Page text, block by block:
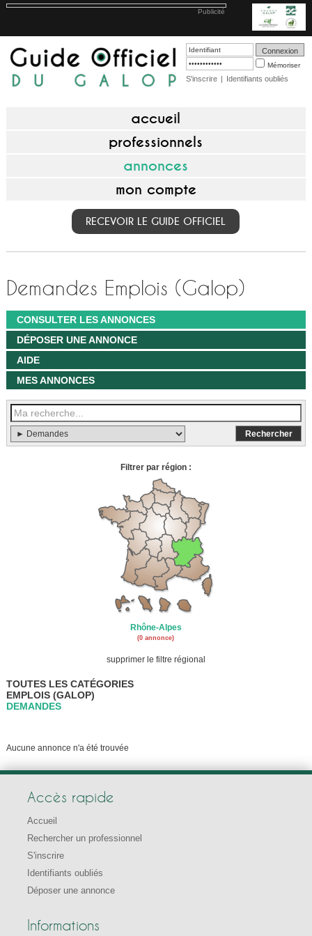
Publicité
Mémoriser
S'inscrire | Identifiants oubliés
accueil
professionnels
annonces
mon compte
RECEVOIR LE GUIDE OFFICIEL
Demandes Emplois (Galop)
CONSULTER LES ANNONCES
DÉPOSER UNE ANNONCE
AIDE
MES ANNONCES
Filtrer par région :
Rhône-Alpes
(0 annonce)
supprimer le filtre régional
TOUTES LES CATÉGORIES
EMPLOIS (GALOP)
DEMANDES
Aucune annonce n'a été trouvée
Accès rapide
Accueil
Rechercher un professionnel
S'inscrire
Identifiants oubliés
Déposer une annonce
Informations